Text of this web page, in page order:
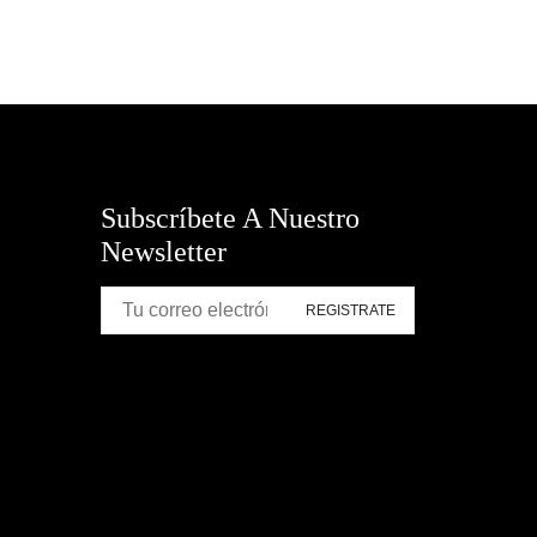
Subscríbete A Nuestro
Newsletter